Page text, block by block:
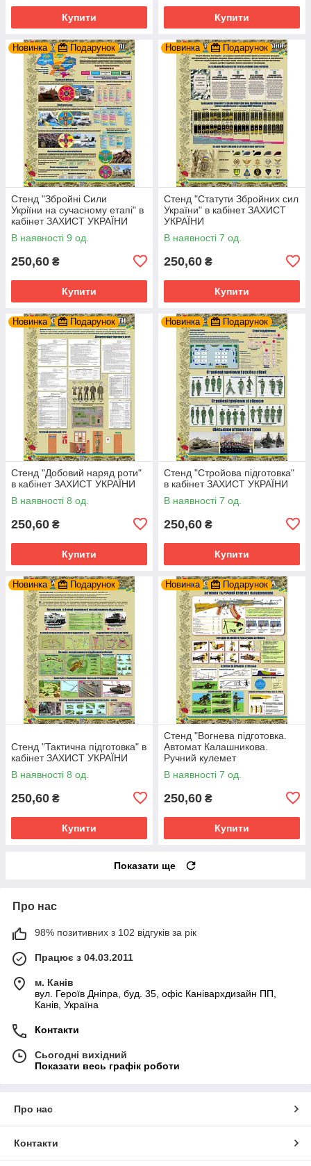
Купити Купити
Новинка Подарунок
Стенд "Збройні Сили
Укріїни на сучасному етапі" в
кабінет ЗАХИСТ УКРАЇНИ
В наявності 9 од.
250,60 ₴
Купити
Новинка Подарунок
Стенд "Статути Збройних сил
України" в кабінет ЗАХИСТ
УКРАЇНИ
В наявності 7 од.
250,60 ₴
Купити
Новинка Подарунок
Стенд "Добовий наряд роти"
в кабінет ЗАХИСТ УКРАЇНИ
В наявності 8 од.
250,60 ₴
Купити
Новинка Подарунок
Стенд "Стройова підготовка"
в кабінет ЗАХИСТ УКРАЇНИ
В наявності 7 од.
250,60 ₴
Купити
Новинка Подарунок
Стенд "Тактична підготовка" в
кабінет ЗАХИСТ УКРАЇНИ
В наявності 8 од.
250,60 ₴
Купити
Новинка Подарунок
Стенд "Вогнева підготовка.
Автомат Калашникова.
Ручний кулемет
Калашникова" в кабінет
ЗАХИСТ УКРАЇНИ
В наявності 7 од.
250,60 ₴
Купити
Показати ще
Про нас
98% позитивних з 102 відгуків за рік
Працює з 04.03.2011
м. Канів
вул. Героїв Дніпра, буд. 35, офіс Канівархдизайн ПП,
Канів, Україна
Контакти
Сьогодні вихідний
Показати весь графік роботи
Про нас
Контакти